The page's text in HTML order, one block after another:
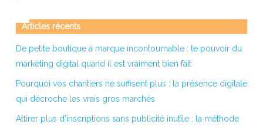
Articles récents
De petite boutique à marque incontournable : le pouvoir du
marketing digital quand il est vraiment bien fait
Pourquoi vos chantiers ne suffisent plus : la présence digitale
qui décroche les vrais gros marchés
Attirer plus d’inscriptions sans publicité inutile : la méthode